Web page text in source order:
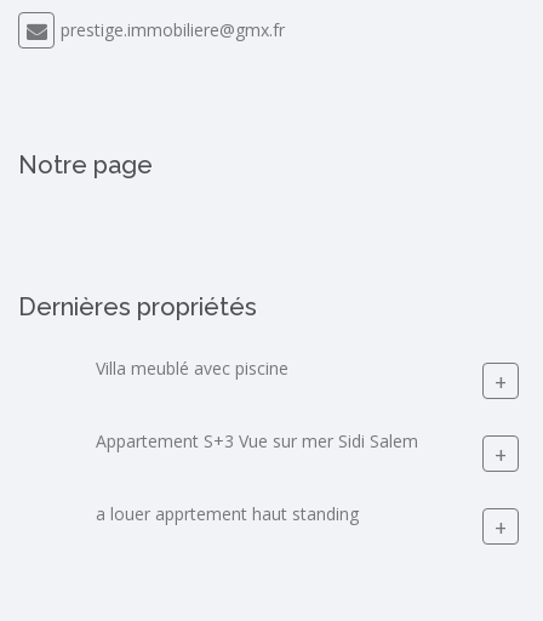
prestige.immobiliere@gmx.fr
Notre page
Dernières propriétés
Villa meublé avec piscine +
Appartement S+3 Vue sur mer Sidi Salem +
a louer apprtement haut standing +